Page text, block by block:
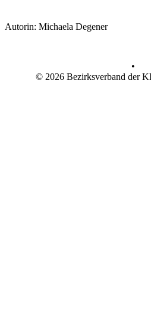
Autorin: Michaela Degener
•
© 2026 Bezirksverband der